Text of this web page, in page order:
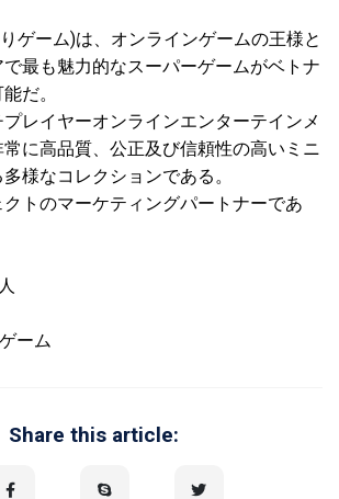
ゲーム)は、オンラインゲームの王様と
最も魅力的なスーパーゲームがベトナ
だ。
レイヤーオンラインエンターテインメ
に高品質、公正及び信頼性の高いミニ
様なコレクションである。
トのマーケティングパートナーであ
ーム
Share this article: